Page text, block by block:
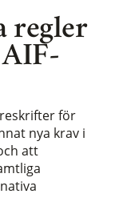
regler
för
nya krav i
att